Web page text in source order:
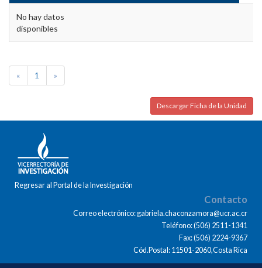
No hay datos
disponibles
« 1 »
Descargar Ficha de la Unidad
Regresar al Portal de la Investigación
Contacto
Correo electrónico: gabriela.chaconzamora@ucr.ac.cr
Teléfono: (506) 2511-1341
Fax: (506) 2224-9367
Cód.Postal: 11501-2060,Costa Rica